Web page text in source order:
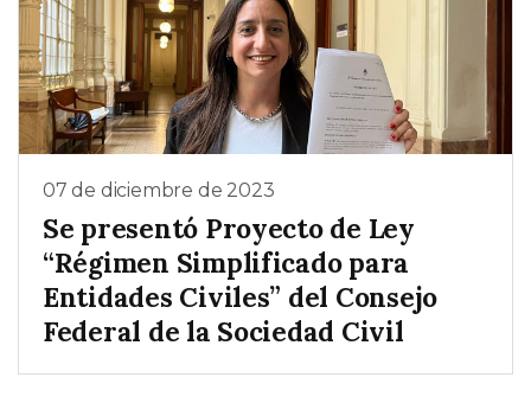
07 de diciembre de 2023
Se presentó Proyecto de Ley
“Régimen Simplificado para
Entidades Civiles” del Consejo
Federal de la Sociedad Civil